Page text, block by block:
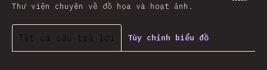
Thư viện chuyên về đồ họa và hoạt ảnh.
Tất cả câu trả lời Tùy chỉnh biểu đồ